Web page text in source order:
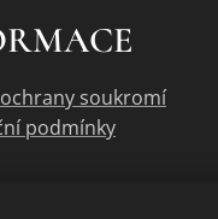
soukromí
podmínky